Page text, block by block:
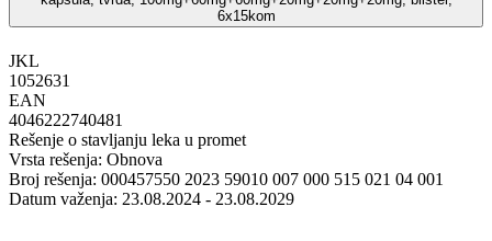
6x15kom
JKL
‍1052631
EAN
4046222740481
Rešenje o stavljanju leka u promet
Vrsta rešenja: Obnova
Broj rešenja: 000457550 2023 59010 007 000 515 021 04 001
Datum važenja: 23.08.2024 - 23.08.2029